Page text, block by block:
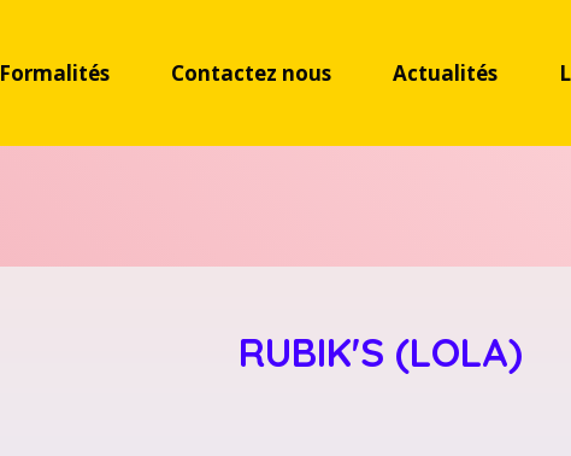
Formalités Contactez nous Actualités
RUBIK'S (LOLA)